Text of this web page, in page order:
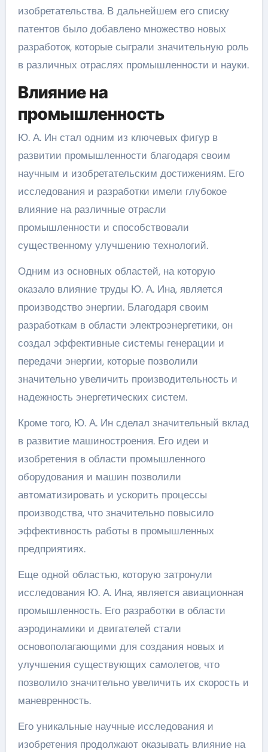
изобретательства. В дальнейшем его списку
патентов было добавлено множество новых
разработок, которые сыграли значительную роль
в различных отраслях промышленности и науки.
Влияние на
промышленность
Ю. А. Ин стал одним из ключевых фигур в
развитии промышленности благодаря своим
научным и изобретательским достижениям. Его
исследования и разработки имели глубокое
влияние на различные отрасли
промышленности и способствовали
существенному улучшению технологий.
Одним из основных областей, на которую
оказало влияние труды Ю. А. Ина, является
производство энергии. Благодаря своим
разработкам в области электроэнергетики, он
создал эффективные системы генерации и
передачи энергии, которые позволили
значительно увеличить производительность и
надежность энергетических систем.
Кроме того, Ю. А. Ин сделал значительный вклад
в развитие машиностроения. Его идеи и
изобретения в области промышленного
оборудования и машин позволили
автоматизировать и ускорить процессы
производства, что значительно повысило
эффективность работы в промышленных
предприятиях.
Еще одной областью, которую затронули
исследования Ю. А. Ина, является авиационная
промышленность. Его разработки в области
аэродинамики и двигателей стали
основополагающими для создания новых и
улучшения существующих самолетов, что
позволило значительно увеличить их скорость и
маневренность.
Его уникальные научные исследования и
изобретения продолжают оказывать влияние на